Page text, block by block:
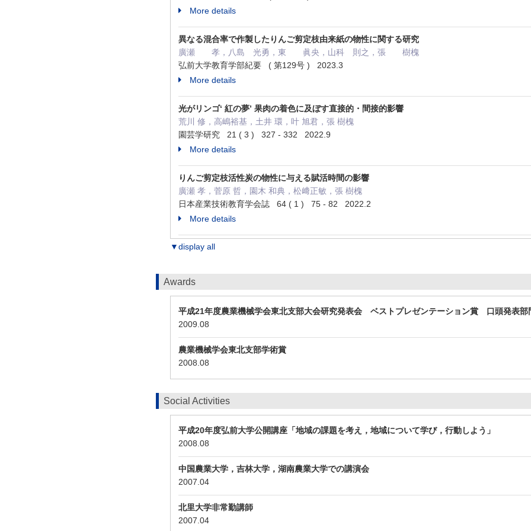
More details
異なる混合率で作製したりんご剪定枝由来紙の物性に関する研究
廣瀬 孝，八島 光勇，東 眞央，山科 則之，張 樹槐
弘前大学教育学部紀要 ( 第129号 ) 2023.3
More details
光がリンゴ‘ 紅の夢’ 果肉の着色に及ぼす直接的・間接的影響
荒川 修，高嶋裕基，土井 環，叶 旭君，張 樹槐
園芸学研究 21 ( 3 ) 327 - 332 2022.9
More details
りんご剪定枝活性炭の物性に与える賦活時間の影響
廣瀬 孝，菅原 哲，園木 和典，松﨑正敏，張 樹槐
日本産業技術教育学会誌 64 ( 1 ) 75 - 82 2022.2
More details
▼display all
Awards
平成21年度農業機械学会東北支部大会研究発表会 ベストプレゼンテーション賞 口頭発表
2009.08
農業機械学会東北支部学術賞
2008.08
Social Activities
平成20年度弘前大学公開講座「地域の課題を考え，地域について学び，行動しよう」
2008.08
中国農業大学，吉林大学，湖南農業大学での講演会
2007.04
北里大学非常勤講師
2007.04